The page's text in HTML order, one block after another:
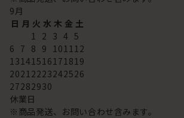
9 月
日 月 火 水 木 金 土
1
2 3 4 5
6 7 8 9 10 11 12
13 14 15 16 17 18 19
2021 2223242526
27282930
休業日
※商品発送、お問い合わせ含みます。